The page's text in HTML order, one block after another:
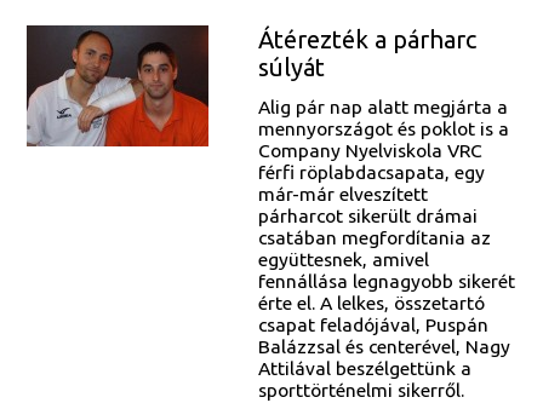
Átérezték a párharc
súlyát
Alig pár nap alatt megjárta a
mennyországot és poklot is a
Company Nyelviskola VRC
férfi röplabdacsapata, egy
már-már elveszített
párharcot sikerült drámai
csatában megfordítania az
együttesnek, amivel
fennállása legnagyobb sikerét
érte el. A lelkes, összetartó
csapat feladójával, Puspán
Balázzsal és centerével, Nagy
Attilával beszélgettünk a
sporttörténelmi sikerről.